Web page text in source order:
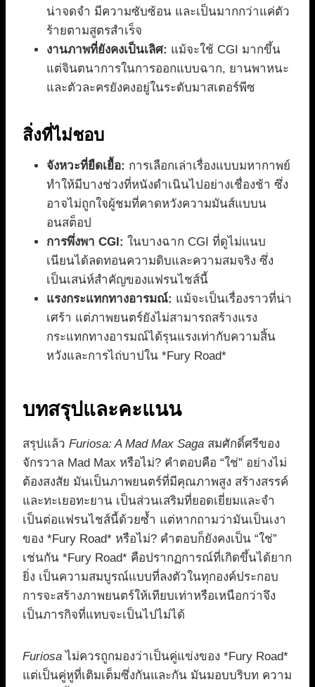
น่าจดจำ มีความซับซ้อน และเป็นมากกว่าแค่ตัว
ร้ายตามสูตรสำเร็จ
งานภาพที่ยังคงเป็นเลิศ: แม้จะใช้ CGI มากขึ้น
แต่จินตนาการในการออกแบบฉาก, ยานพาหนะ
และตัวละครยังคงอยู่ในระดับมาสเตอร์พีซ
สิ่งที่ไม่ชอบ
จังหวะที่ยืดเยื้อ: การเลือกเล่าเรื่องแบบมหากาพย์
ทำให้มีบางช่วงที่หนังดำเนินไปอย่างเชื่องช้า ซึ่ง
อาจไม่ถูกใจผู้ชมที่คาดหวังความมันส์แบบน
อนสต็อป
การพึ่งพา CGI: ในบางฉาก CGI ที่ดูไม่แนบ
เนียนได้ลดทอนความดิบและความสมจริง ซึ่ง
เป็นเสน่ห์สำคัญของแฟรนไชส์นี้
แรงกระแทกทางอารมณ์: แม้จะเป็นเรื่องราวที่น่า
เศร้า แต่ภาพยนตร์ยังไม่สามารถสร้างแรง
กระแทกทางอารมณ์ได้รุนแรงเท่ากับความสิ้น
หวังและการไถ่บาปใน *Fury Road*
บทสรุปและคะแนน
สรุปแล้ว Furiosa: A Mad Max Saga สมศักดิ์ศรีของ
จักรวาล Mad Max หรือไม่? คำตอบคือ “ใช่” อย่างไม่
ต้องสงสัย มันเป็นภาพยนตร์ที่มีคุณภาพสูง สร้างสรรค์
และทะเยอทะยาน เป็นส่วนเสริมที่ยอดเยี่ยมและจำ
เป็นต่อแฟรนไชส์นี้ด้วยซ้ำ แต่หากถามว่ามันเป็นเงา
ของ *Fury Road* หรือไม่? คำตอบก็ยังคงเป็น “ใช่”
เช่นกัน *Fury Road* คือปรากฏการณ์ที่เกิดขึ้นได้ยาก
ยิ่ง เป็นความสมบูรณ์แบบที่ลงตัวในทุกองค์ประกอบ
การจะสร้างภาพยนตร์ให้เทียบเท่าหรือเหนือกว่าจึง
เป็นภารกิจที่แทบจะเป็นไปไม่ได้
Furiosa ไม่ควรถูกมองว่าเป็นคู่แข่งของ *Fury Road*
แต่เป็นคู่หูที่เติมเต็มซึ่งกันและกัน มันมอบบริบท ความ